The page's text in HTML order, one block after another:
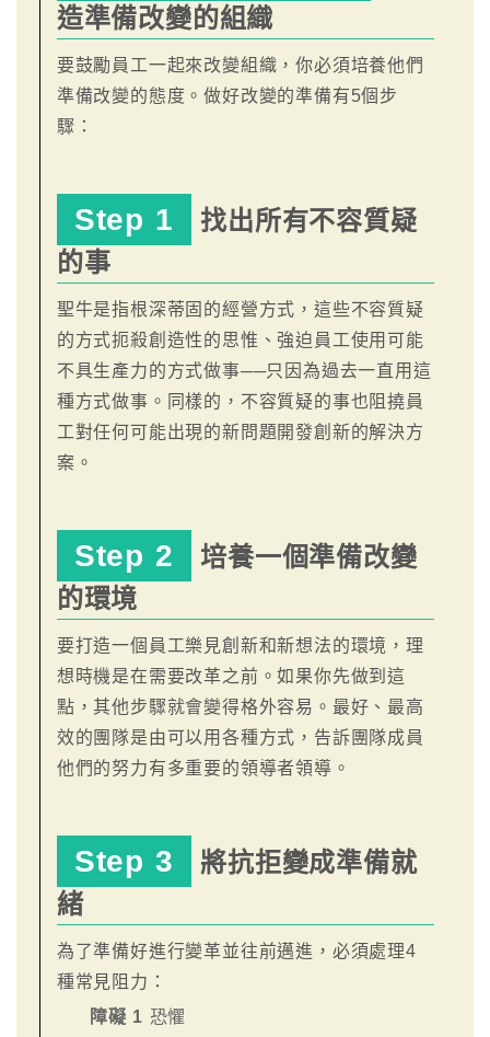
造準備改變的組織
要鼓勵員工一起來改變組織，你必須培養他們
準備改變的態度。做好改變的準備有5個步
驟：
Step 1
找出所有不容質疑
的事
聖牛是指根深蒂固的經營方式，這些不容質疑
的方式扼殺創造性的思惟、強迫員工使用可能
不具生產力的方式做事──只因為過去一直用這
種方式做事。同樣的，不容質疑的事也阻撓員
工對任何可能出現的新問題開發創新的解決方
案。
Step 2
培養一個準備改變
的環境
要打造一個員工樂見創新和新想法的環境，理
想時機是在需要改革之前。如果你先做到這
點，其他步驟就會變得格外容易。最好、最高
效的團隊是由可以用各種方式，告訴團隊成員
他們的努力有多重要的領導者領導。
Step 3
將抗拒變成準備就
緒
為了準備好進行變革並往前邁進，必須處理4
種常見阻力：
障礙 1 恐懼